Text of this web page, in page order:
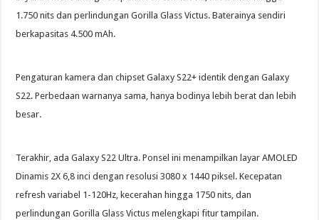
1.750 nits dan perlindungan Gorilla Glass Victus. Baterainya sendiri
berkapasitas 4.500 mAh.
Pengaturan kamera dan chipset Galaxy S22+ identik dengan Galaxy
S22. Perbedaan warnanya sama, hanya bodinya lebih berat dan lebih
besar.
Terakhir, ada Galaxy S22 Ultra. Ponsel ini menampilkan layar AMOLED
Dinamis 2X 6,8 inci dengan resolusi 3080 x 1440 piksel. Kecepatan
refresh variabel 1-120Hz, kecerahan hingga 1750 nits, dan
perlindungan Gorilla Glass Victus melengkapi fitur tampilan.